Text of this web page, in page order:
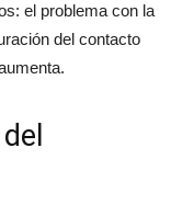
el problema con la
del contacto